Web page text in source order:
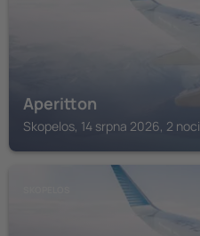
Aperitton
Skopelos, 14 srpna 2026, 2 noci